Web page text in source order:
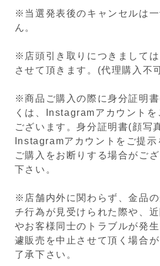
※当選発表後のキャンセルは
ん。
※店頭引き取りにつきましては
させて頂きます。(代理購入不
※商品ご購入の際に身分証明
くは、Instagramアカウントを
ございます。身分証明書(顔写
Instagramアカウントをご提示
ご購入をお断りする場合がご
下さい。
※店舗内外に関わらず、金品
チ行為が見受けられた際や、
やお客様同士のトラブルが発
遽販売を中止させて頂く場合
了承下さい。